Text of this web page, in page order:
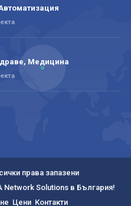
Медицина
права запазени
Network Solutions в България!
Цени Контакти